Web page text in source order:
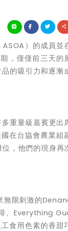
）的成員並
，僅僅前三天的
的吸引力和逐漸
重量級嘉賓更出
國在台協會農業組
，他們的現身再
無限刺激的
、Everything
食用色素的香甜